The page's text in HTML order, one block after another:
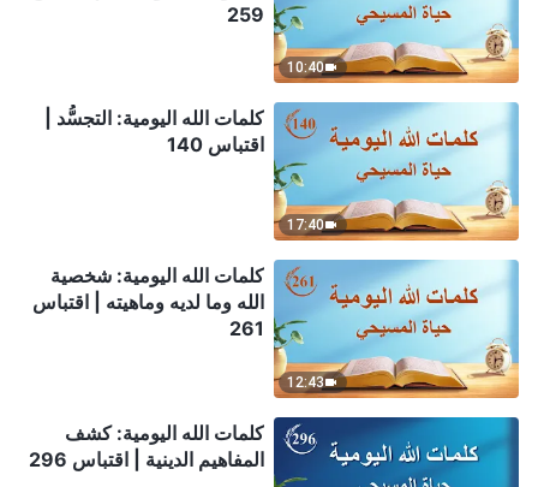
10:40
259
17:40
كلمات الله اليومية: التجسُّد |
اقتباس 140
12:43
كلمات الله اليومية: شخصية
الله وما لديه وماهيته | اقتباس
261
كلمات الله اليومية: كشف
المفاهيم الدينية | اقتباس 296